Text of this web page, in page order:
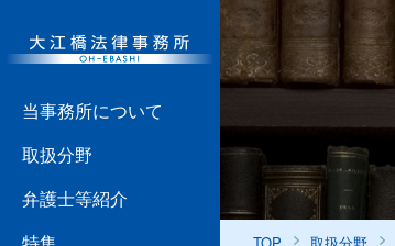
当事務所について
取扱分野
弁護士等紹介
TOP 取扱分野